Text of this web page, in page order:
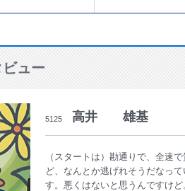
ュー
5125 高井 雄基
（スタートは）勘通りで、全速
ど、なんとか逃げれそうだなっ
す。悪くはないと思うんですけ